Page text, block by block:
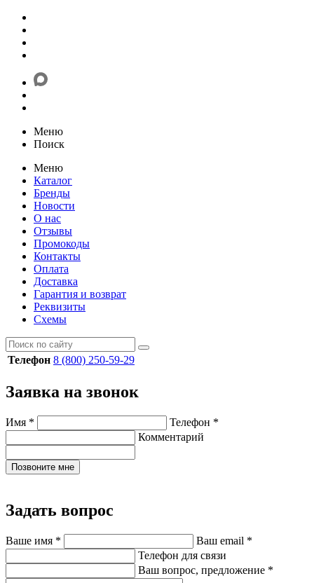
Меню
Поиск
Меню
Каталог
Бренды
Новости
О нас
Отзывы
Промокоды
Контакты
Оплата
Доставка
Гарантия и возврат
Реквизиты
Схемы
Телефон 8 (800) 250-59-29
Заявка на звонок
Имя * Телефон *
Комментарий
Позвоните мне
Задать вопрос
Ваше имя * Ваш email *
Телефон для связи
Ваш вопрос, предложение *